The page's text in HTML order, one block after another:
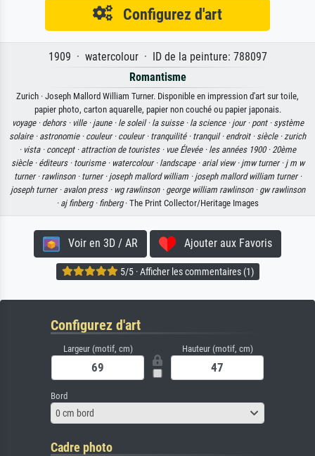
Configurez d'art
1909 · watercolour · ID de la peinture: 788097
Romantisme
Zurich · Joseph Mallord William Turner. Disponible en impression d'art sur toile,
papier photo, carton aquarelle, papier non couché ou papier japonais.
voyage · dehors · ville · jaune · le soleil · la suisse · la science · jour · pont · système
solaire · astronomie · couleur · couleur · tranquilité · tranquil · endroit · siècle ·zurich
· vista · concept · attraction de touristes · vue Élevée · les années 1900 ·20ème
siècle · éditeurs · tourisme · watercolour · landscape · arial view · jmw turner · j m w
turner · rawlinson · turner · joseph mallord william · joseph mallord william turner ·
joseph turner · avalon press · wg rawlinson · george william rawlinson · gw rawlinson
· aj finberg · finberg· The Print Collector/Heritage Images
Voir en 3D / AR Ajouter aux Favoris
5/5 · Afficher les commentaires (1)
Configurez d'art
Largeur (motif, cm) Hauteur (motif, cm)
Bord
0 cm bord
Cadre photo